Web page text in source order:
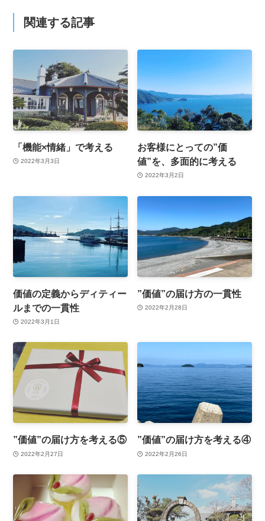
関連する記事
「機能×情緒」で考える
2022年3月3日
お客様にとっての”価
値”を、多面的に考える
2022年3月2日
価値の定義からディティー
ルまでの一貫性
2022年3月1日
”価値”の届け方の一貫性
2022年2月28日
”価値”の届け方を考える⑤
2022年2月27日
”価値”の届け方を考える④
2022年2月26日